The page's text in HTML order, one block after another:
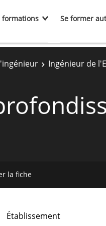
formations Se former
Ingénieur de
la fiche
Établissement